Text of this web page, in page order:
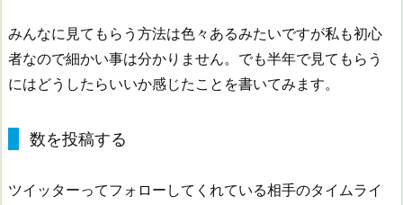
みんなに見てもらう方法は色々あるみたいですが私も初心
者なので細かい事は分かりません。でも半年で見てもらう
にはどうしたらいいか感じたことを書いてみます。
数を投稿する
ツイッターってフォローしてくれている相手のタイムライ